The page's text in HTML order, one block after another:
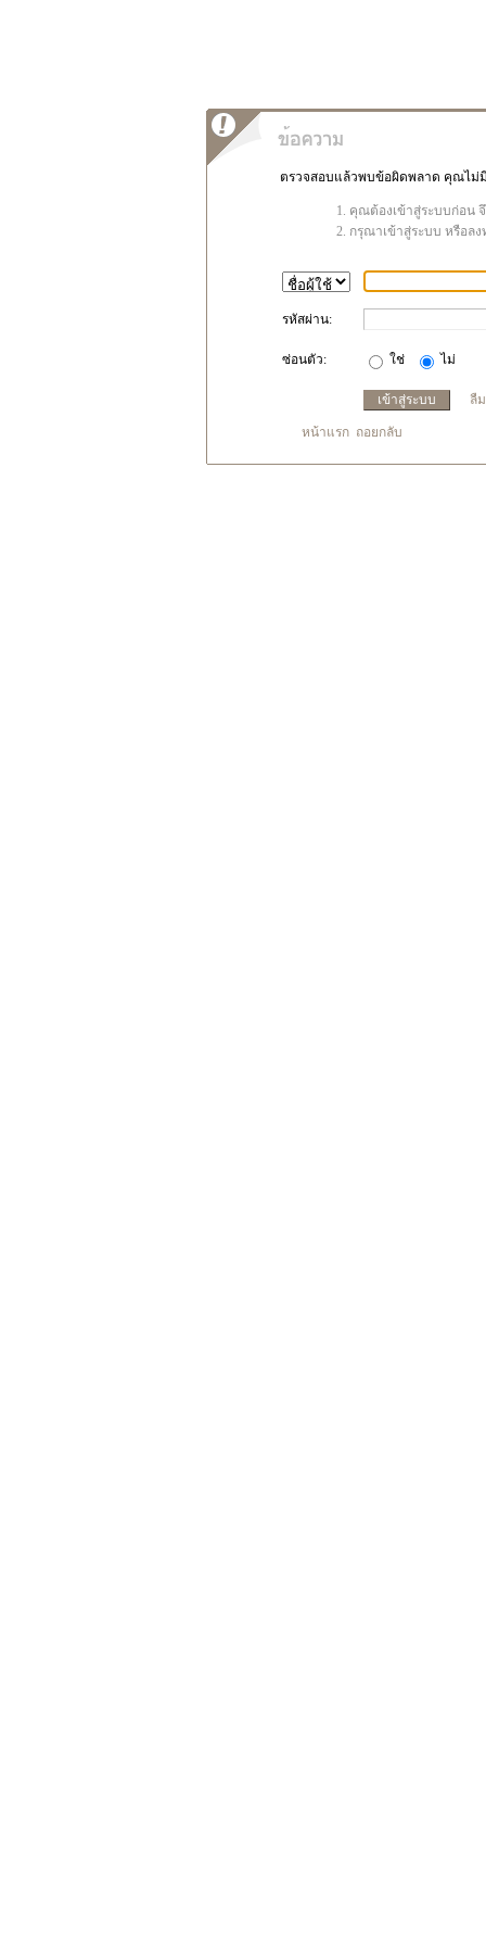
ตรวจสอบแล้วพบข้อผิดพลาด คุณไม่
คุณต้องเข้าสู่ระบบก่อน
กรุณาเข้าสู่ระบบ หรือลง
รหัสผ่าน:
ซ่อนตัว: ใช่ ไม่
ลื
หน้าแรก ถอยกลับ